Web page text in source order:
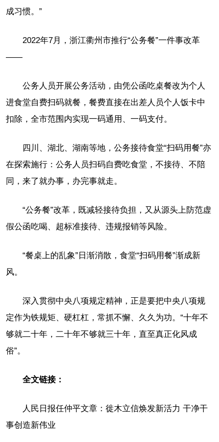
成习惯。”
2022年7月，浙江衢州市推行“公务餐”一件事改革
——
公务人员开展公务活动，由凭公函吃桌餐改为个人
进食堂自费扫码就餐，餐费直接在出差人员个人饭卡中
扣除，全市范围内实现一码通用、一码支付。
四川、湖北、湖南等地，公务接待食堂“扫码用餐”亦
在探索施行：公务人员扫码自费吃食堂，不接待、不陪
同，来了就办事，办完事就走。
“公务餐”改革，既减轻接待负担，又从源头上防范虚
假公函吃喝、超标准接待、违规报销等风险。
“餐桌上的乱象”日渐消散，食堂“扫码用餐”渐成新
风。
深入贯彻中央八项规定精神，正是要把中央八项规
定作为铁规矩、硬杠杠，常抓不懈、久久为功。“十年不
够就二十年，二十年不够就三十年，直至真正化风成
俗”。
全文链接：
人民日报任仲平文章：徙木立信焕发新活力 干净干
事创造新伟业